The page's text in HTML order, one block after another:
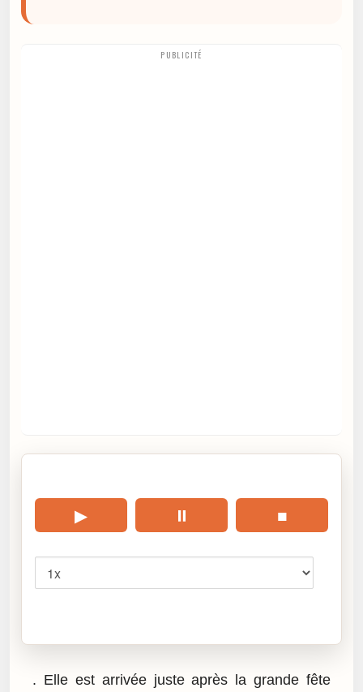
PUBLICITÉ
▶ ⏸ ■
. Elle est arrivée juste après la grande fête